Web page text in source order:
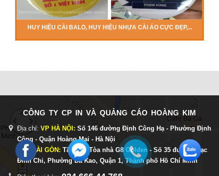
HUY HIỆU CÀI BALO, HUY HIỆU NHỰA CÀI ÁO CỰC ĐẸP,...
CÔNG TY CP IN VÀ QUẢNG CÁO HOÀNG KIM
Địa chỉ: VP HÀ NỘI: Số 146 đường Định Công Hạ - Phường Định
Công - Quận Hoàng Mai - Hà Nội
- VP SÀI GÒN: Tầng 6 - Tòa nhà G8 Golden - Số 35 đường Mạc
Đĩnh Chi, Phường Đa Kao, Quận 1, Thành phố Hồ Chí Minh